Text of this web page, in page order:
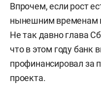
Впрочем, если рост
нынешним временам
Не так давно глава
что в этом году банк
профинансировал за
проекта.